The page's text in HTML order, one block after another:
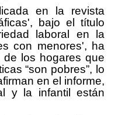
en la revista
bajo el título
laboral en la
con menores', ha
los hogares que
“son pobres”, lo
en el informe,
y la infantil están